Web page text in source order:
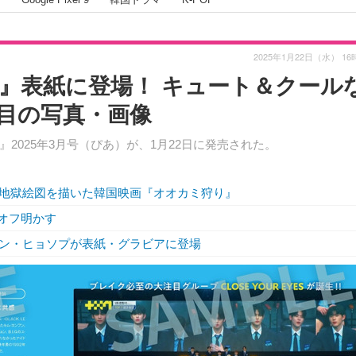
表紙に登場！ キュート＆クール
の写真・画像
年3月号（ぴあ）が、1月22日に発売された。
2025年1月22日（水） 16
絵図を描いた韓国映画『オオカミ狩り』
フ明かす
・ヒョソプが表紙・グラビアに登場